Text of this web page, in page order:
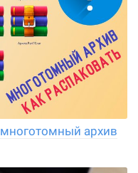
многотомный архив